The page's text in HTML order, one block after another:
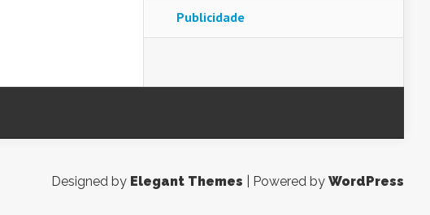
Nunes de Sena, Fátima Peixoto,
Glória Pereira, Kátia Mesel,
Publicidade
Designed by Elegant Themes | Powered by WordPress